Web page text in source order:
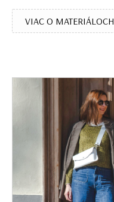
VIAC O MATERIÁLOCH